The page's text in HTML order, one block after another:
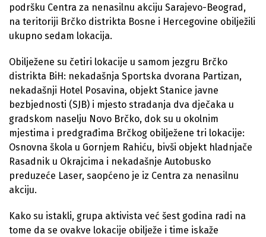
podršku Centra za nenasilnu akciju Sarajevo-Beograd,
na teritoriji Brčko distrikta Bosne i Hercegovine obilježili
ukupno sedam lokacija.
Obilježene su četiri lokacije u samom jezgru Brčko
distrikta BiH: nekadašnja Sportska dvorana Partizan,
nekadašnji Hotel Posavina, objekt Stanice javne
bezbjednosti (SJB) i mjesto stradanja dva dječaka u
gradskom naselju Novo Brčko, dok su u okolnim
mjestima i predgrađima Brčkog obilježene tri lokacije:
Osnovna škola u Gornjem Rahiću, bivši objekt hladnjače
Rasadnik u Okrajcima i nekadašnje Autobusko
preduzeće Laser, saopćeno je iz Centra za nenasilnu
akciju.
Kako su istakli, grupa aktivista već šest godina radi na
tome da se ovakve lokacije obilježe i time iskaže